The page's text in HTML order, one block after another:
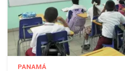
PANAMÁ